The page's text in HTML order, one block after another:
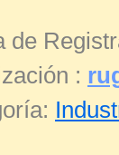
de
: